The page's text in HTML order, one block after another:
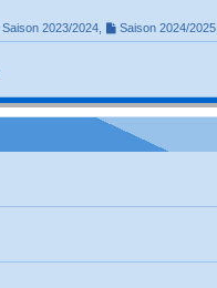
Saison 2023/2024, Saison 2024/2025,